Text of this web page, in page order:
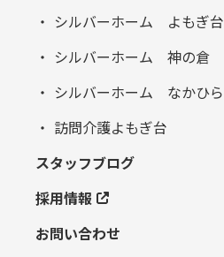
シルバーホーム よもぎ台
シルバーホーム 神の倉
シルバーホーム なかひら
訪問介護よもぎ台
スタッフブログ
採用情報
お問い合わせ